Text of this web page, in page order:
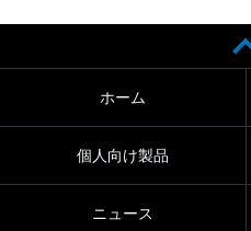
ホーム
個人向け製品
ニュース